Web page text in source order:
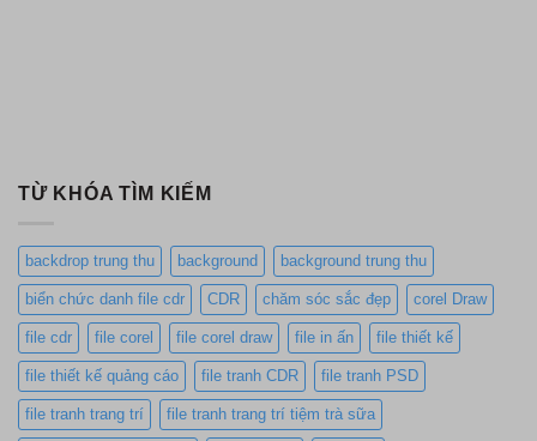
TỪ KHÓA TÌM KIẾM
backdrop trung thu background background trung thu
biển chức danh file cdr CDR chăm sóc sắc đẹp corel Draw
file cdr file corel file corel draw file in ấn file thiết kế
file thiết kế quảng cáo file tranh CDR file tranh PSD
file tranh trang trí file tranh trang trí tiệm trà sữa